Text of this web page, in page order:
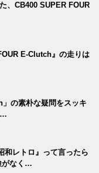
、CB400 SUPER FOUR
E-Clutch』の走りは
」の素朴な疑問をスッキ
…
和レトロ』って言ったら
がなく…